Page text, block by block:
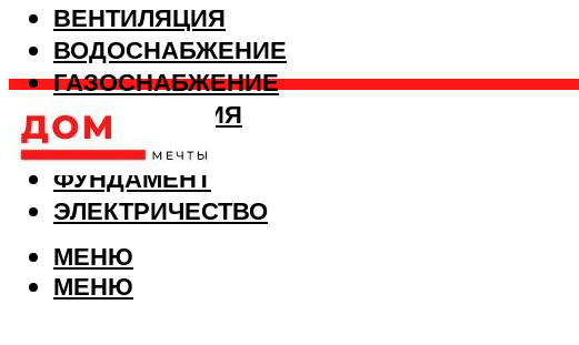
ВЕНТИЛЯЦИЯ
ВОДОСНАБЖЕНИЕ
ГАЗОСНАБЖЕНИЕ
КАНАЛИЗАЦИЯ
ОТОПЛЕНИЕ
ФУНДАМЕНТ
ЭЛЕКТРИЧЕСТВО
МЕНЮ
МЕНЮ